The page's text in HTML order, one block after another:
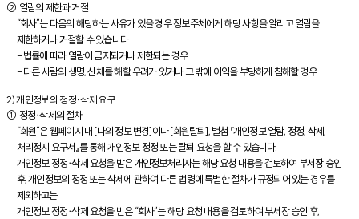
② 열람의 제한과 거절
“회사”는 다음의 해당하는 사유가 있을 경우 정보주체에게 해당 사항을 알리고 열람을
제한하거나 거절할 수 있습니다.
- 법률에 따라 열람이 금지되거나 제한되는 경우
- 다른 사람의 생명, 신체를 해할 우려가 있거나 그 밖에 이익을 부당하게 침해할 경우
2) 개인정보의 정정∙삭제 요구
① 정정∙삭제의 절차
“회원”은 웹페이지 내 [나의 정보 변경]이나 [회원탈퇴], 별첨 『개인정보 열람, 정정, 삭제,
처리정지 요구서』를 통해 개인정보 정정 또는 탈퇴 요청을 할 수 있습니다.
개인정보 정정∙삭제 요청을 받은 개인정보처리자는 해당 요청 내용을 검토하여 부서장 승인
후, 개인정보의 정정 또는 삭제에 관하여 다른 법령에 특별한 절차가 규정되어 있는 경우를
제외하고는
개인정보 정정∙삭제 요청을 받은 “회사”는 해당 요청 내용을 검토하여 부서장 승인 후,